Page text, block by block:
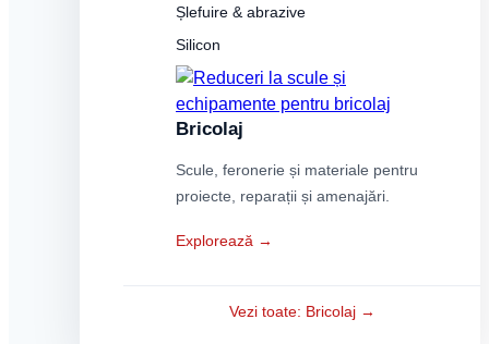
Șlefuire & abrazive
Silicon
Bricolaj
Scule, feronerie și materiale pentru
proiecte, reparații și amenajări.
Explorează →
Vezi toate: Bricolaj →